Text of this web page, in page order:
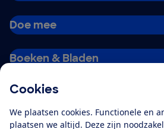
Cookies
We plaatsen cookies. Functionele en
plaatsen we altijd. Deze zijn
Doe mee
Boeken & Bladen